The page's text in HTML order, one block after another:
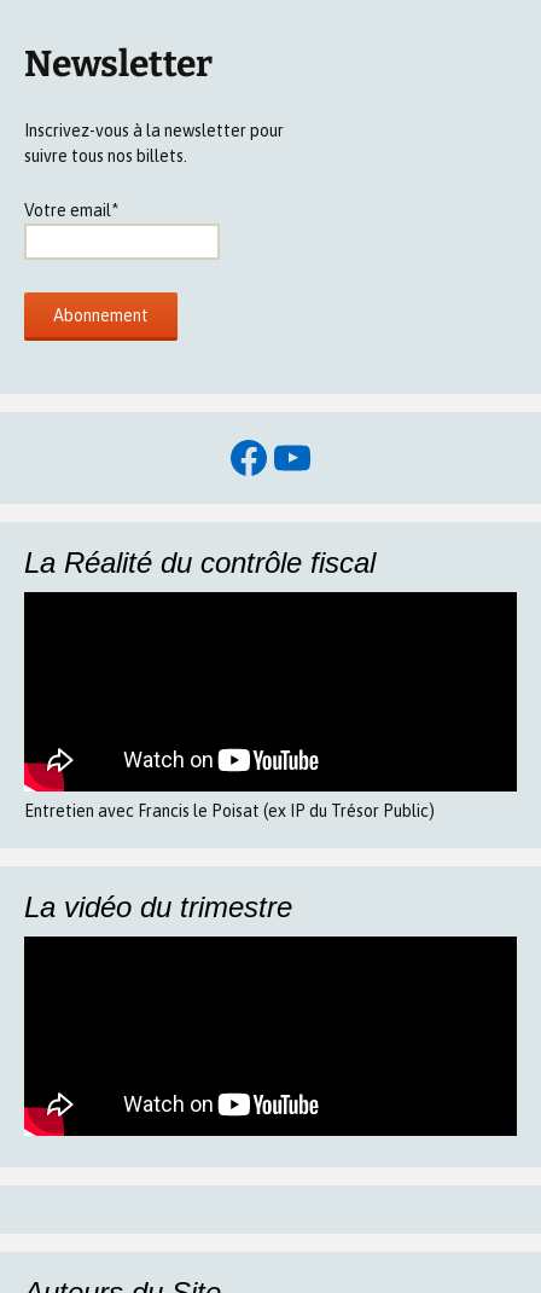
Newsletter
Inscrivez-vous à la newsletter pour
suivre tous nos billets.
Votre email*
Facebook
YouTube
La Réalité du contrôle fiscal
Entretien avec Francis le Poisat (ex IP du Trésor Public)
La vidéo du trimestre